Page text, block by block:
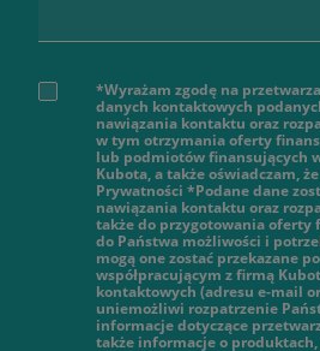
*Wyrażam zgodę na
danych kontaktowych
nawiązania kontaktu oraz
w tym otrzymania oferty
lub podmiotów finansujących
Kubota, a także oświadczam,
Prywatności *Podane dane
nawiązania kontaktu oraz
także do przygotowania oferty
do Państwa możliwości i
mogą one zostać przekazane
współpracującym z firmą
kontaktowych (adresu e-mail
uniemożliwi rozpatrzenie
informacje dotyczące
także informacje o